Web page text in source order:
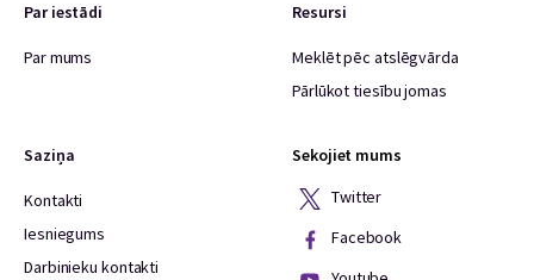
Par iestādi
Par mums
Resursi
Meklēt pēc atslēgvārda
Pārlūkot tiesību jomas
Saziņa
Kontakti
Iesniegums
Darbinieku kontakti
Sekojiet mums
Twitter
Facebook